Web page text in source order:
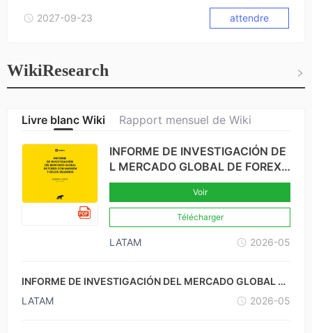
ntech, and blockchain industries. From cutting-edge start
ups to global industry leaders, we connect the brightest m
2027-09-23 attendre
WikiResearch
Livre blanc Wiki Rapport mensuel de Wiki
INFORME DE INVESTIGACIÓN DE
L MERCADO GLOBAL DE FOREX
CON MARGEN Y DE LOS USUARI
OS-BRASIL × COLOMBIA
Voir
Télécharger
LATAM 2026-05
INFORME DE INVESTIGACIÓN DEL MERCADO GLOBAL D
E FOREX CON MARGEN Y DE LOS USUARIOS-MÉXICO ×
LATAM 2026-05